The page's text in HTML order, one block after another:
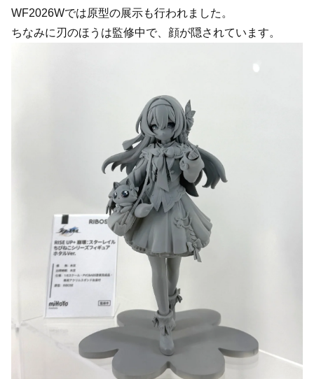
WF2026Wでは原型の展示も行われました。
ちなみに刃のほうは監修中で、顔が隠されています。